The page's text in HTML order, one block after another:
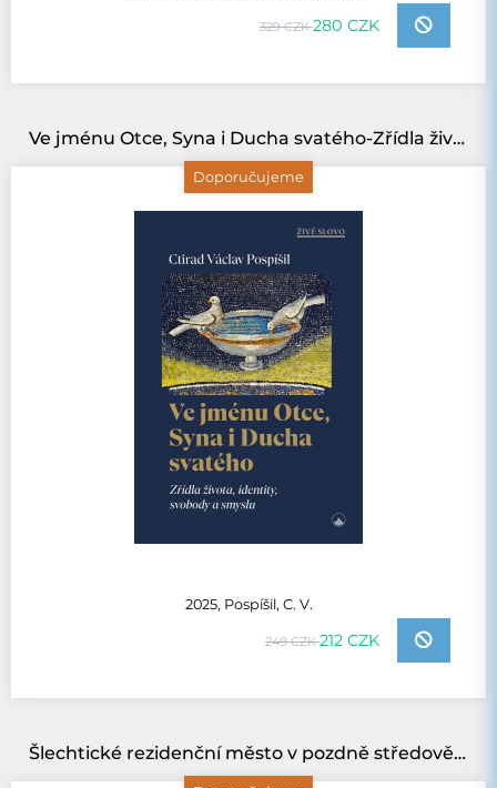
329 CZK280 CZK
Doporučujeme
Ve jménu Otce, Syna i Ducha svatého-Zřídla života, identity, svobody a smyslu
2025, Pospíšil, C. V.
249 CZK212 CZK
Šlechtické rezidenční město v pozdně středověkých Čechách